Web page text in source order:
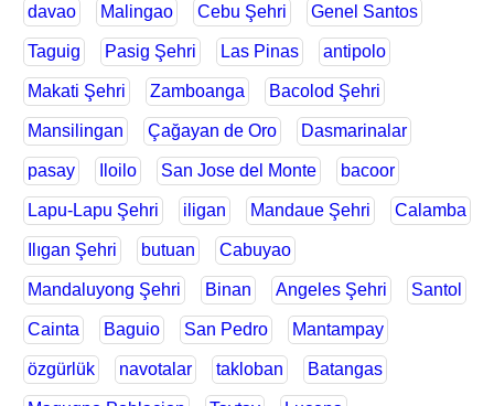
davao Malingao Cebu Şehri Genel Santos
Taguig Pasig Şehri Las Pinas antipolo
Makati Şehri Zamboanga Bacolod Şehri
Mansilingan Çağayan de Oro Dasmarinalar
pasay Iloilo San Jose del Monte bacoor
Lapu-Lapu Şehri iligan Mandaue Şehri Calamba
Ilıgan Şehri butuan Cabuyao
Mandaluyong Şehri Binan Angeles Şehri Santol
Cainta Baguio San Pedro Mantampay
özgürlük navotalar takloban Batangas